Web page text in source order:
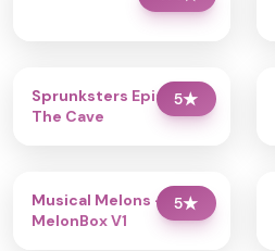
5★
Sprunksters Episode 2:
The Cave
5★
Musical Melons –
MelonBox V1